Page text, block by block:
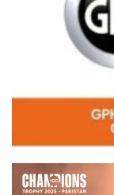
Video
Player